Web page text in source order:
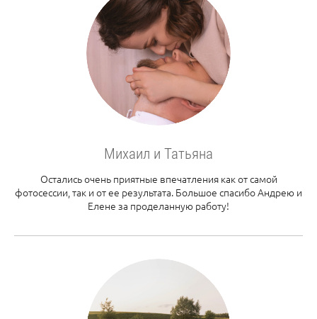
Михаил и Татьяна
Остались очень приятные впечатления как от самой
фотосессии, так и от ее результата. Большое спасибо Андрею и
Елене за проделанную работу!